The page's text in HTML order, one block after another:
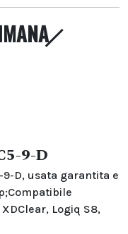
9-D
9-D, usata garantita e
Logiq S8,